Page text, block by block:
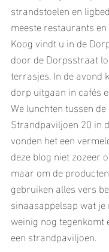
strandstoelen en
meeste restaurants
Koog vindt u in de
door de Dorpsstraat
terrasjes. In de avond
dorp uitgaan in cafés
We lunchten tussen
Strandpaviljoen 20 in
vonden het een
deze blog niet zozeer
maar om de
gebruiken alles vers
sinaasappelsap wat
weinig nog tegenkomt
een strandpaviljoen.